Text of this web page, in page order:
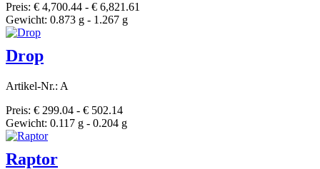
Preis: € 4,700.44 - € 6,821.61
Gewicht: 0.873 g - 1.267 g
Drop
Artikel-Nr.: A
Preis: € 299.04 - € 502.14
Gewicht: 0.117 g - 0.204 g
Raptor